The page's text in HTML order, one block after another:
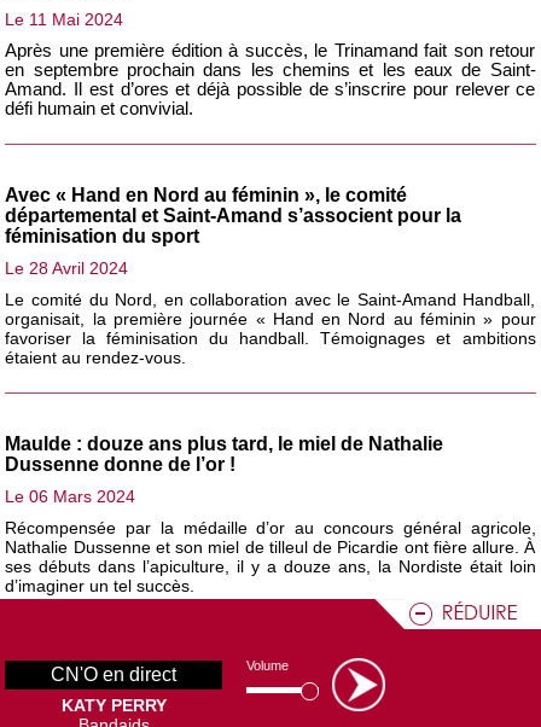
CN'O en direct
KATY PERRY
Volume
Le 11 Mai 2024
Après une première édition à succès, le Trinamand fait son retour
en septembre prochain dans les chemins et les eaux de Saint-
Amand. Il est d’ores et déjà possible de s’inscrire pour relever ce
défi humain et convivial.
Avec « Hand en Nord au féminin », le comité
départemental et Saint-Amand s’associent pour la
féminisation du sport
Le 28 Avril 2024
Le comité du Nord, en collaboration avec le Saint-Amand Handball,
organisait, la première journée « Hand en Nord au féminin » pour
favoriser la féminisation du handball. Témoignages et ambitions
étaient au rendez-vous.
Maulde : douze ans plus tard, le miel de Nathalie
Dussenne donne de l’or !
Le 06 Mars 2024
Récompensée par la médaille d’or au concours général agricole,
Nathalie Dussenne et son miel de tilleul de Picardie ont fière allure. À
ses débuts dans l’apiculture, il y a douze ans, la Nordiste était loin
d’imaginer un tel succès.